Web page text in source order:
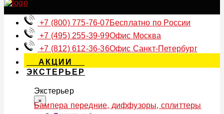
+7 (800) 775-76-07Бесплатно по России
+7 (495) 255-39-99Офис Москва
+7 (812) 612-36-36Офис Санкт-Петербург
АКЦИИ
ЭКСТЕРЬЕР
Экстерьер
×
Бампера передние, диффузоры, сплиттеры